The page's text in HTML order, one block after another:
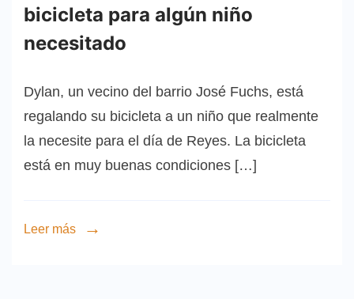
bicicleta para algún niño
necesitado
Dylan, un vecino del barrio José Fuchs, está
regalando su bicicleta a un niño que realmente
la necesite para el día de Reyes. La bicicleta
está en muy buenas condiciones […]
Leer más